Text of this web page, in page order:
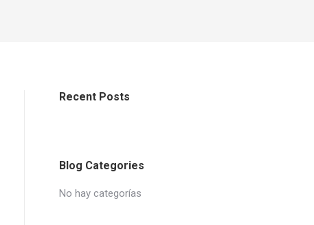
Recent Posts
Blog Categories
No hay categorías